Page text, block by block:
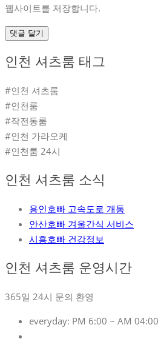
웹사이트를 저장합니다.
인천 셔츠룸 태그
#인천 셔츠룸
#인천룸
#작전동룸
#인천 가라오케
#인천룸 24시
인천 셔츠룸 소식
용인호빠 고속도로 개통
안산호빠 겨울간식 서비스
시흥호빠 건강정보
인천 셔츠룸 운영시간
365일 24시 문의 환영
everyday: PM 6:00 ~ AM 04:00